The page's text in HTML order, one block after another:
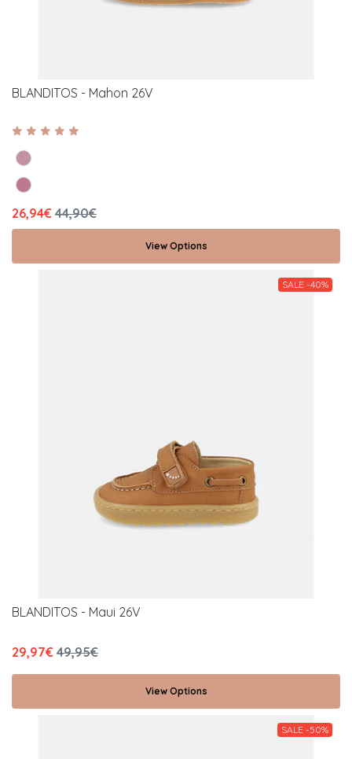
BLANDITOS - Mahon 26V
26,94€ 44,90€
View Options
SALE -40%
BLANDITOS - Maui 26V
29,97€ 49,95€
View Options
SALE -50%